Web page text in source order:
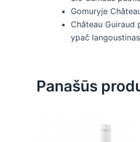
Gomuryje
Château
ypač
Panašūs